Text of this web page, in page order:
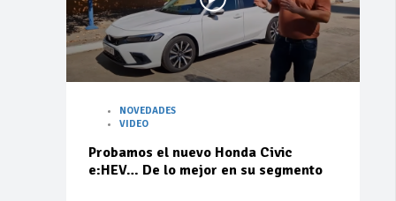
NOVEDADES
VIDEO
Probamos el nuevo Honda Civic
e:HEV… De lo mejor en su segmento